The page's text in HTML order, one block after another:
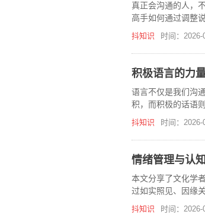
真正会沟通的人，
高手如何通过调整
抖知识 时间：2026-
积极语言的力
语言不仅是我们沟
积，而积极的话语
心理健康。
抖知识 时间：2026-
情绪管理与认
本文分享了文化学
过如实照见、因缘
抖知识 时间：2026-